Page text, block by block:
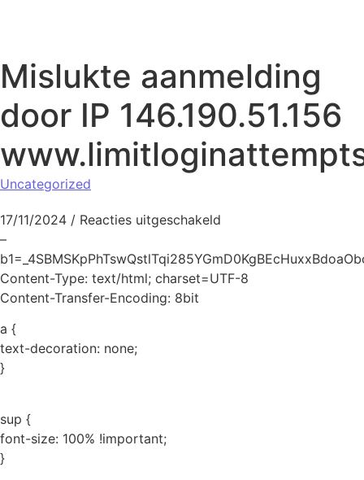
Mislukte aanmelding
door IP 146.190.51.156
Uncategorized
17/11/2024 / Reacties uitgeschakeld
–
Content-Type: text/html; charset=UTF-8
Content-Transfer-Encoding: 8bit
a {
text-decoration: none;
}
sup {
font-size: 100% !important;
}